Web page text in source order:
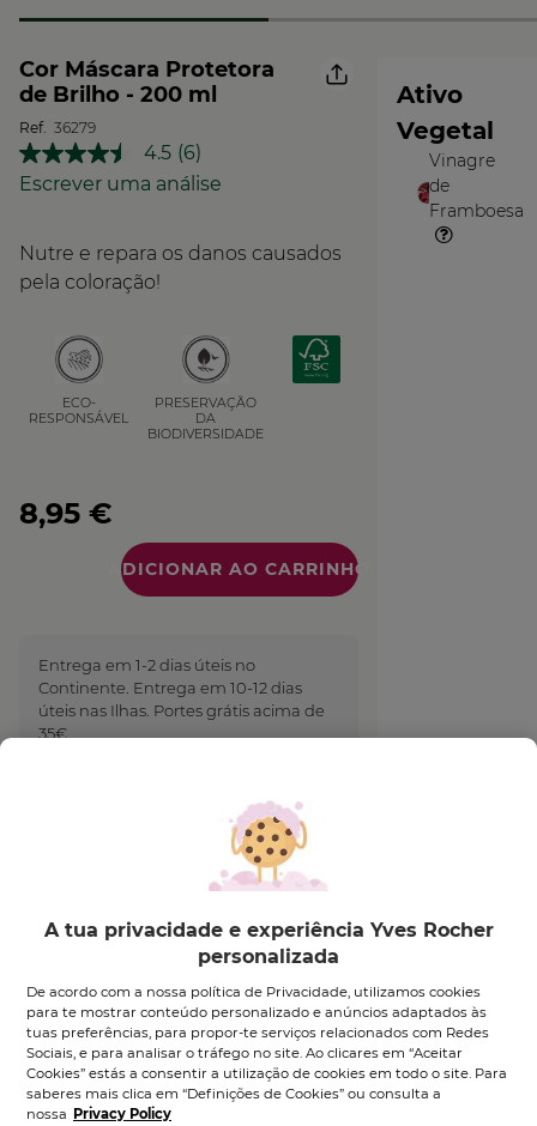
Cor Máscara Protetora
de Brilho - 200 ml
Ref. 36279
4.5 Leu
6
a
(6)
Escrever uma análise
Nutre e repara os danos causados
pela coloração!
ECO-
RESPONSÁVEL
PRESERVAÇÃO
DA
BIODIVERSIDADE
8,95 €
Quantidade
Entrega em 1-2 dias úteis no
Continente. Entrega em 10-12 dias
úteis nas Ilhas. Portes grátis acima de
35€
Ativo
Vegetal
O
Vegetal
Vinagre
de
Framboesa
Máscara Protetora de Brilho
Vinagre de Framboesa, repara os cabelos, protege a
sua cor e deixa-os ultra suaves.
A sua textura bálsamo, sem silicone, nutre o cabelo
sem pesar.
A tua privacidade e experiência Yves Rocher
personalizada
De acordo com a nossa política de Privacidade, utilizamos cookies
para te mostrar conteúdo personalizado e anúncios adaptados às
tuas preferências, para propor-te serviços relacionados com Redes
Sociais, e para analisar o tráfego no site. Ao clicares em “Aceitar
Cookies” estás a consentir a utilização de cookies em todo o site. Para
saberes mais clica em “Definições de Cookies” ou consulta a
nossa Privacy Policy